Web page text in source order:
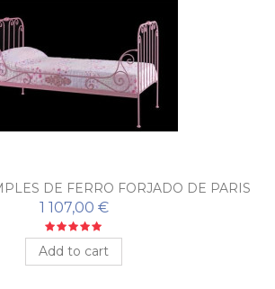
DE FERRO FORJADO DE PARIS
1 107,00 €
Add to cart